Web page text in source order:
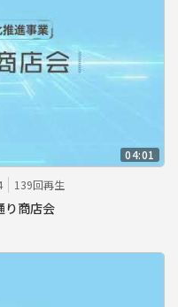
04:01
139回再生
り商店会